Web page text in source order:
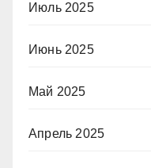
Июль 2025
Июнь 2025
Май 2025
Апрель 2025